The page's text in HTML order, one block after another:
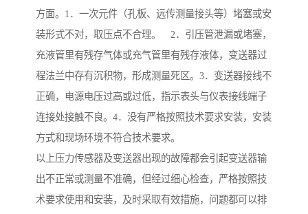
方面。1．一次元件（孔板、远传测量接头等）堵塞或安
装形式不对，取压点不合理。 2．引压管泄漏或堵塞，
充液管里有残存气体或充气管里有残存液体，变送器过
程法兰中存有沉积物，形成测量死区。3．变送器接线不
正确，电源电压过高或过低，指示表头与仪表接线端子
连接处接触不良。4．没有严格按照技术要求安装，安装
方式和现场环境不符合技术要求。
以上压力传感器及变送器出现的故障都会引起变送器输
出不正常或测量不准确，但经过细心检查，严格按照技
术要求使用和安装，及时采取有效措施，问题都可以排